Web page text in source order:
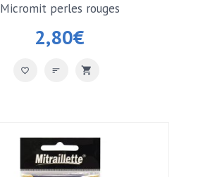
2,80€
Micromit perles rouges